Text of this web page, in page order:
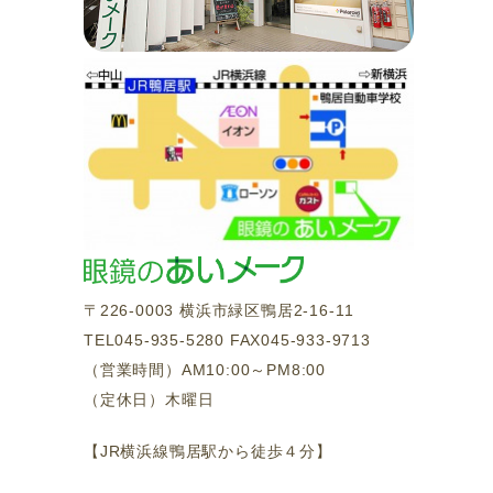
〒226-0003 横浜市緑区鴨居2-16-11
TEL045-935-5280 FAX045-933-9713
（営業時間）AM10:00～PM8:00
（定休日）木曜日
【JR横浜線鴨居駅から徒歩４分】